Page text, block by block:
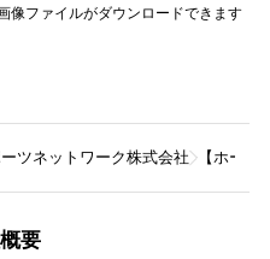
像ファイルがダウンロードできます
ツネットワーク株式会社 【ホー
要